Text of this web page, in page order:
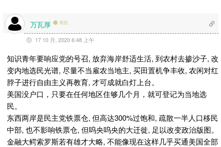
万瓦厚 离线
17 10 月, 2020 6:48 上午
知识青年要响应党的号召, 放弃海岸舒适生活, 到农村去掺沙子, 改
变内地选民光谱, 尽量不当雇农当地主, 买田置机争丰收, 农闲对红
脖子进行自由主义再教育, 才可成就白灯上台。
美国没户口，只要在任何地区住够几个月，就可登记为当地选
民。
东西两岸是民主党铁票仓, 但高达300%过饱和, 疏散一半人口移民
中部, 也不影响铁票仓, 但呜央呜央的大迁徙, 足以改变政治版图。
金融大鳄索罗斯若有雄才大略, 不能像现在这样几乎买通美国全部